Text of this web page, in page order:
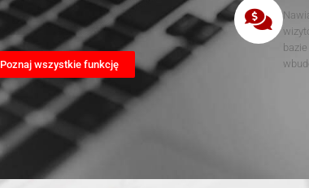
Poznaj wszystkie funkcję